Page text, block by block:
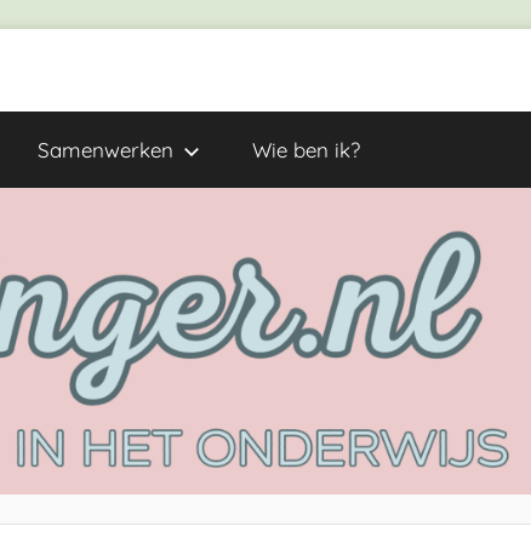
Samenwerken Wie ben ik?